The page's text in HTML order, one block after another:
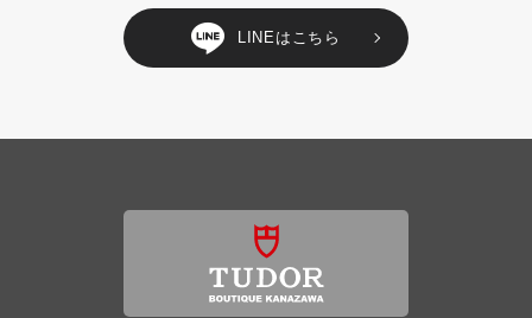
LINEはこちら